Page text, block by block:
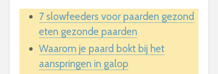
7 slowfeeders voor paarden gezond
eten gezonde paarden
Waarom je paard bokt bij het
aanspringen in galop